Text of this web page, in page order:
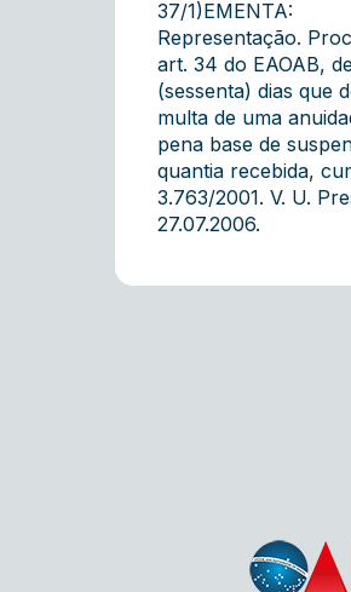
37/1)EMENTA:
Representação.
art. 34 do EAOAB,
(sessenta) dias que
multa de uma
pena base de
quantia recebida,
3.763/2001. V. U.
27.07.2006.